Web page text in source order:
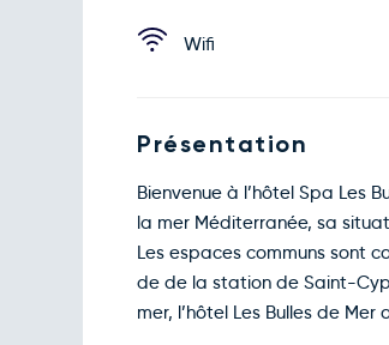
Wifi
Présentation
Bienvenue à l’hôtel Spa Les
la mer Méditerranée, sa
Les espaces communs sont
de de la station de Saint-
mer, l’hôtel Les Bulles de